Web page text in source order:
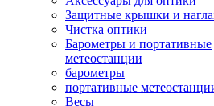
Защитные крышки и
Чистка оптики
Барометры и портативные
метеостанции
барометры
портативные
Весы